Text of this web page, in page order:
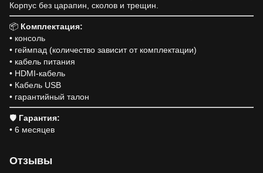
Корпус без царапин, сколов и трещин.
📦 Комплектация:
• консоль
• геймпад (количество зависит от комплектации)
• кабель питания
• HDMI-кабель
• Кабель USB
• гарантийный талон
🛡 Гарантия:
• 6 месяцев
Отзывы